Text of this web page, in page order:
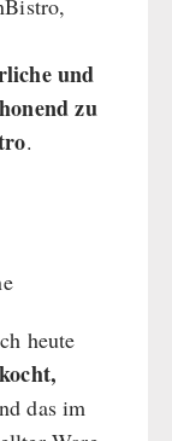
und
zu
.
heute
das im